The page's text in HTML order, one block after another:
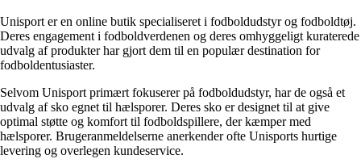
Unisport er en online butik specialiseret i fodboldudstyr og fodboldtøj.
Deres engagement i fodboldverdenen og deres omhyggeligt kuraterede
udvalg af produkter har gjort dem til en populær destination for
fodboldentusiaster.
Selvom Unisport primært fokuserer på fodboldudstyr, har de også et
udvalg af sko egnet til hælsporer. Deres sko er designet til at give
optimal støtte og komfort til fodboldspillere, der kæmper med
hælsporer. Brugeranmeldelserne anerkender ofte Unisports hurtige
levering og overlegen kundeservice.